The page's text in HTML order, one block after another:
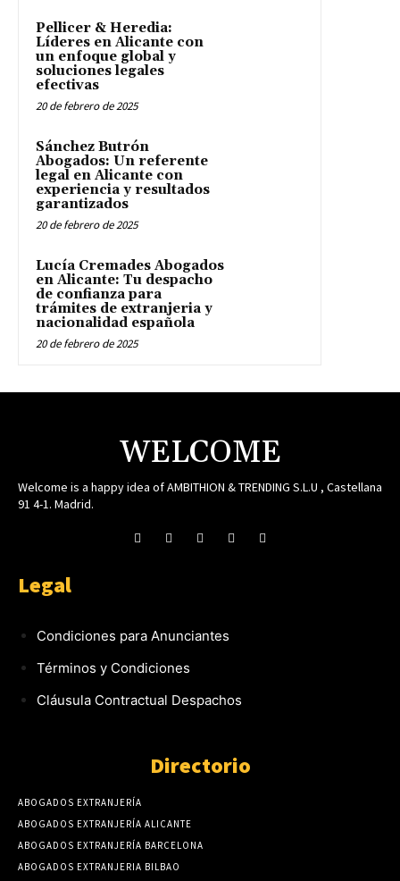
Pellicer & Heredia:
Líderes en Alicante con
un enfoque global y
soluciones legales
efectivas
20 de febrero de 2025
Sánchez Butrón
Abogados: Un referente
legal en Alicante con
experiencia y resultados
garantizados
20 de febrero de 2025
Lucía Cremades Abogados
en Alicante: Tu despacho
de confianza para
trámites de extranjeria y
nacionalidad española
20 de febrero de 2025
WELCOME
Welcome is a happy idea of AMBITHION & TRENDING S.L.U , Castellana
91 4-1. Madrid.
Legal
Condiciones para Anunciantes
Términos y Condiciones
Cláusula Contractual Despachos
Directorio
ABOGADOS EXTRANJERÍA
ABOGADOS EXTRANJERÍA ALICANTE
ABOGADOS EXTRANJERÍA BARCELONA
ABOGADOS EXTRANJERIA BILBAO